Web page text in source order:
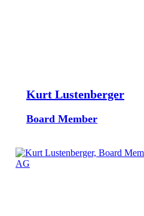
Kurt Lustenberger
Board Member